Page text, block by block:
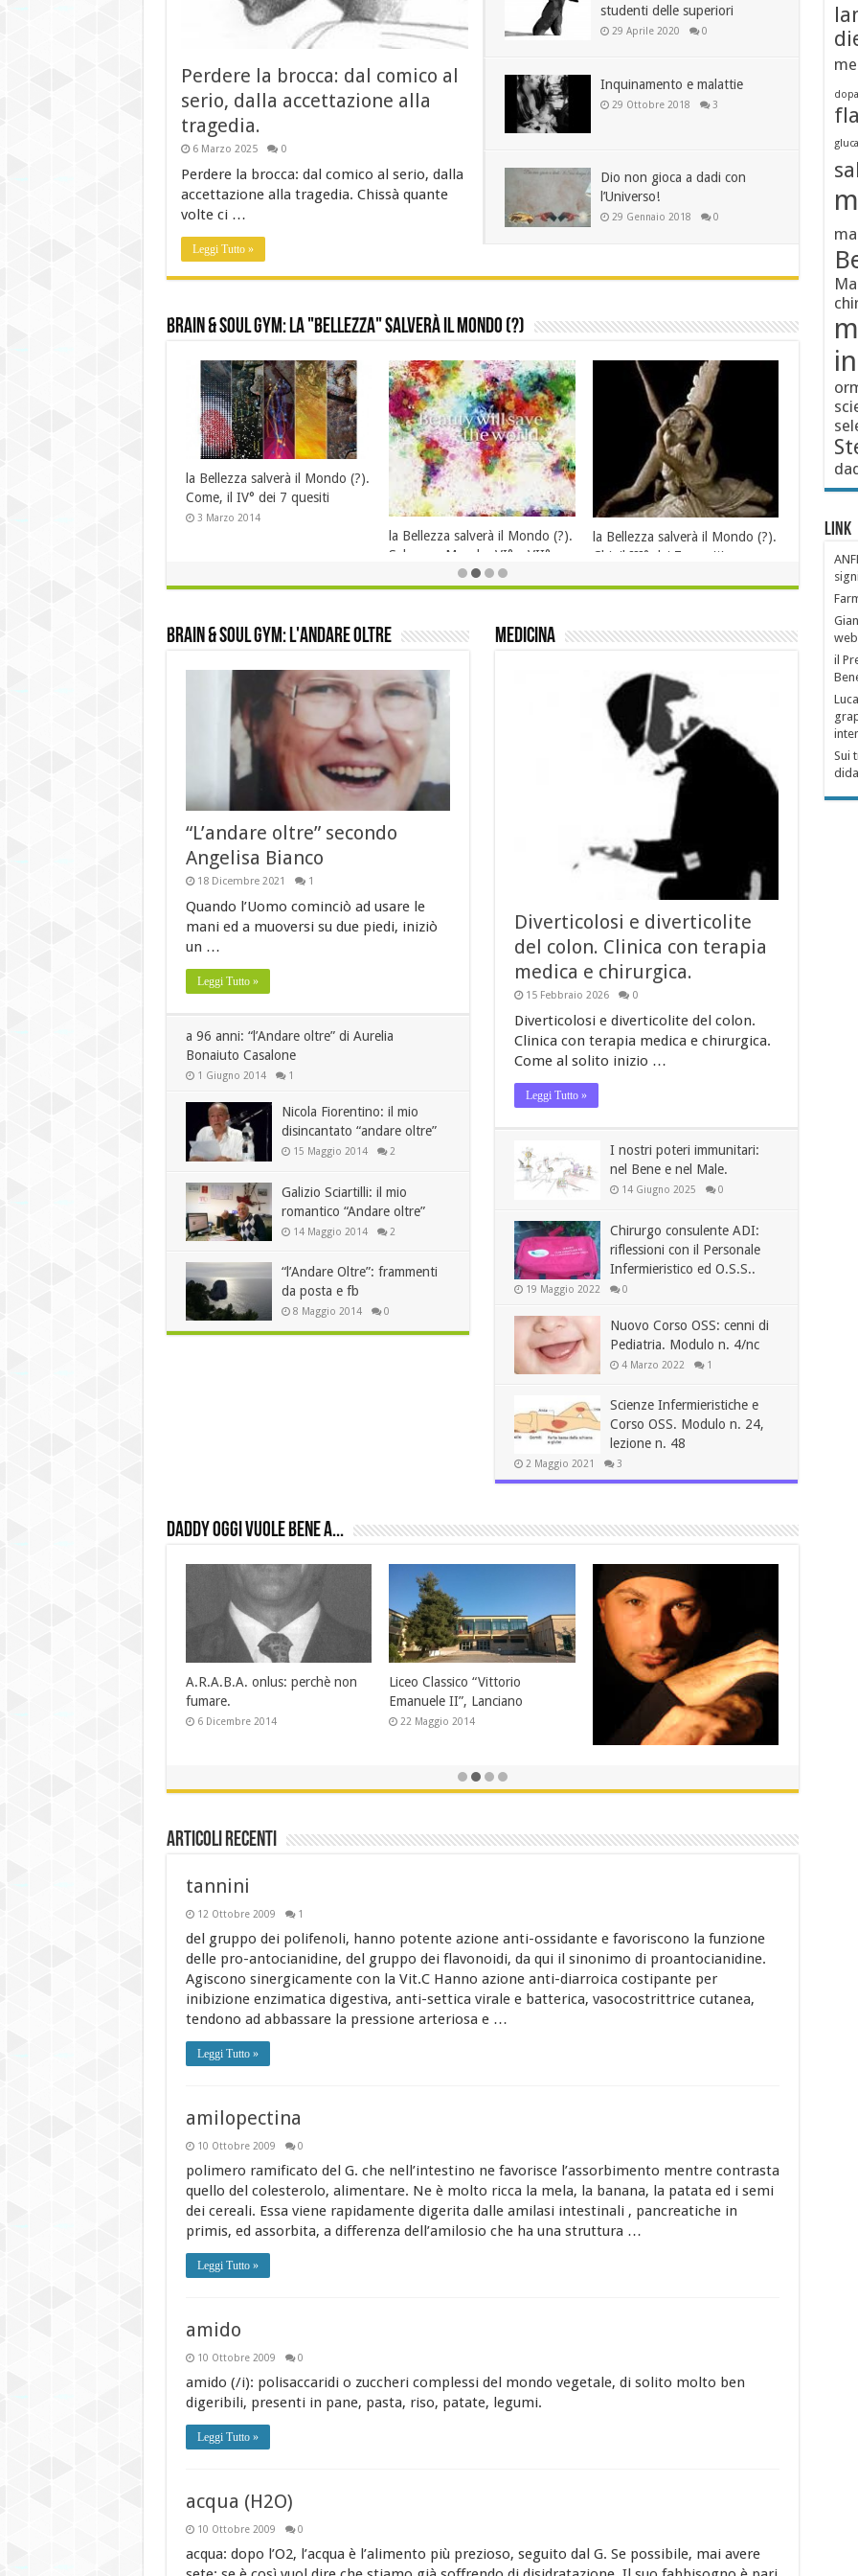
Perdere la brocca: dal comico al
serio, dalla accettazione alla
tragedia.
6 Marzo 2025 0
Perdere la brocca: dal comico al serio, dalla
accettazione alla tragedia. Chissà quante
volte ci …
Leggi Tutto »
studenti delle superiori
29 Aprile 2020 0
Inquinamento e malattie
29 Ottobre 2018 3
Dio non gioca a dadi con
l’Universo!
29 Gennaio 2018 0
brain & soul gym: la "Bellezza" salverà il Mondo (?)
la Bellezza salverà il Mondo (?).
Cosa è la bellezza? il II° dei 7
La Bellezza salverà il Mondo?
Perchè questo studio? il I° di 7
quesiti.
3 Dicembre 2013
La Bellezza salverà il Mondo
(?): frammenti in divenire (da fb
e posta)
brain & soul gym: l'andare oltre
“L’andare oltre” secondo
Angelisa Bianco
18 Dicembre 2021 1
Quando l’Uomo cominciò ad usare le
mani ed a muoversi su due piedi, iniziò
un …
Leggi Tutto »
a 96 anni: “l’Andare oltre” di Aurelia
Bonaiuto Casalone
1 Giugno 2014 1
Nicola Fiorentino: il mio
disincantato “andare oltre”
15 Maggio 2014 2
Galizio Sciartilli: il mio
romantico “Andare oltre”
14 Maggio 2014 2
“l’Andare Oltre”: frammenti
da posta e fb
8 Maggio 2014 0
medicina
Diverticolosi e diverticolite
del colon. Clinica con terapia
medica e chirurgica.
15 Febbraio 2026 0
Diverticolosi e diverticolite del colon.
Clinica con terapia medica e chirurgica.
Come al solito inizio …
Leggi Tutto »
I nostri poteri immunitari:
nel Bene e nel Male.
14 Giugno 2025 0
Chirurgo consulente ADI:
riflessioni con il Personale
Infermieristico ed O.S.S..
19 Maggio 2022 0
Nuovo Corso OSS: cenni di
Pediatria. Modulo n. 4/nc
4 Marzo 2022 1
Scienze Infermieristiche e
Corso OSS. Modulo n. 24,
lezione n. 48
2 Maggio 2021 3
daddy oggi vuole bene a...
le 19 “C” della salute, di nostra
21 Settembre 2013
Hospice di Torrevecchia Teatina
Articoli recenti
tannini
12 Ottobre 2009 1
del gruppo dei polifenoli, hanno potente azione anti-ossidante e favoriscono la funzione
delle pro-antocianidine, del gruppo dei flavonoidi, da qui il sinonimo di proantocianidine.
Agiscono sinergicamente con la Vit.C Hanno azione anti-diarroica costipante per
inibizione enzimatica digestiva, anti-settica virale e batterica, vasocostrittrice cutanea,
tendono ad abbassare la pressione arteriosa e …
Leggi Tutto »
amilopectina
10 Ottobre 2009 0
polimero ramificato del G. che nell’intestino ne favorisce l’assorbimento mentre contrasta
quello del colesterolo, alimentare. Ne è molto ricca la mela, la banana, la patata ed i semi
dei cereali. Essa viene rapidamente digerita dalle amilasi intestinali , pancreatiche in
primis, ed assorbita, a differenza dell’amilosio che ha una struttura …
Leggi Tutto »
amido
10 Ottobre 2009 0
amido (/i): polisaccaridi o zuccheri complessi del mondo vegetale, di solito molto ben
digeribili, presenti in pane, pasta, riso, patate, legumi.
Leggi Tutto »
acqua (H2O)
10 Ottobre 2009 0
acqua: dopo l’O2, l’acqua è l’alimento più prezioso, seguito dal G. Se possibile, mai avere
Link
il
Sui